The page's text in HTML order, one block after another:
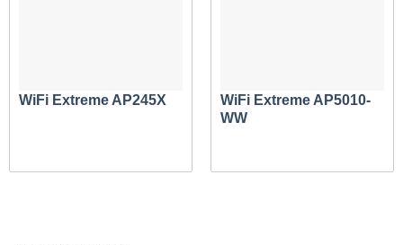
Đặc trưng:
WiFi Extreme AP245X
WiFi Extreme AP5010-
WW